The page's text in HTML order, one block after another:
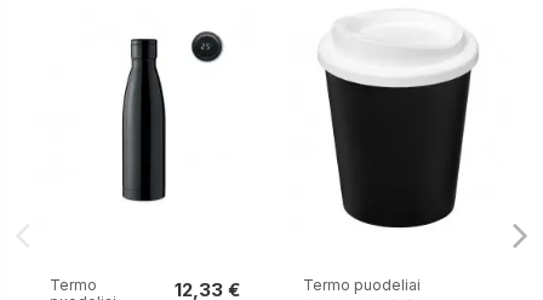
Termo
12,33 € Termo puodeliai